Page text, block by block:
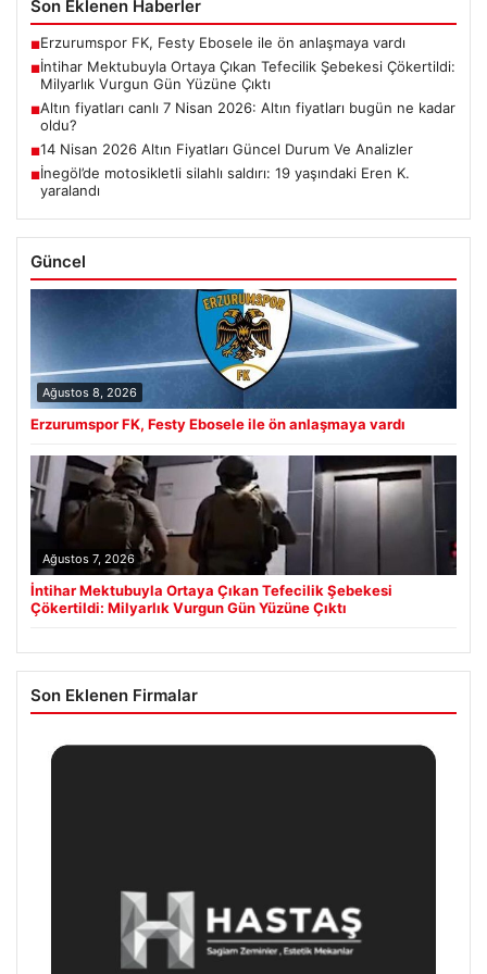
Son Eklenen Haberler
■Erzurumspor FK, Festy Ebosele ile ön anlaşmaya vardı
■İntihar Mektubuyla Ortaya Çıkan Tefecilik Şebekesi Çökertildi:
Milyarlık Vurgun Gün Yüzüne Çıktı
■Altın fiyatları canlı 7 Nisan 2026: Altın fiyatları bugün ne kadar
oldu?
■14 Nisan 2026 Altın Fiyatları Güncel Durum Ve Analizler
■İnegöl’de motosikletli silahlı saldırı: 19 yaşındaki Eren K.
yaralandı
Güncel
Ağustos 8, 2026
Erzurumspor FK, Festy Ebosele ile ön anlaşmaya vardı
Ağustos 7, 2026
İntihar Mektubuyla Ortaya Çıkan Tefecilik Şebekesi
Çökertildi: Milyarlık Vurgun Gün Yüzüne Çıktı
Son Eklenen Firmalar